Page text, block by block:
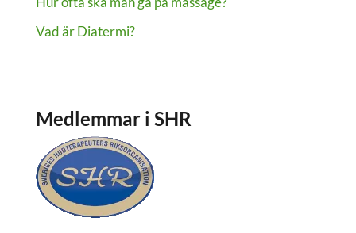
Vad är Diatermi?
Medlemmar i SHR